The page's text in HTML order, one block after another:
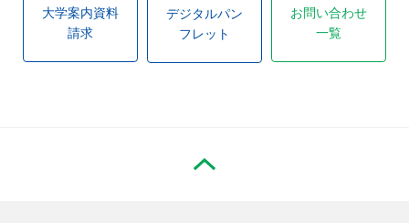
大学案内資料
請求
デジタルパン
フレット
お問い合わせ
一覧